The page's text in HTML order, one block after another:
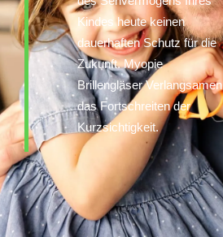
Kindes heute keinen
dauerhaften Schutz für die
Zukunft. Myopie
Brillengläser Verlangsamen
das Fortschreiten der
Kurzsichtigkeit.